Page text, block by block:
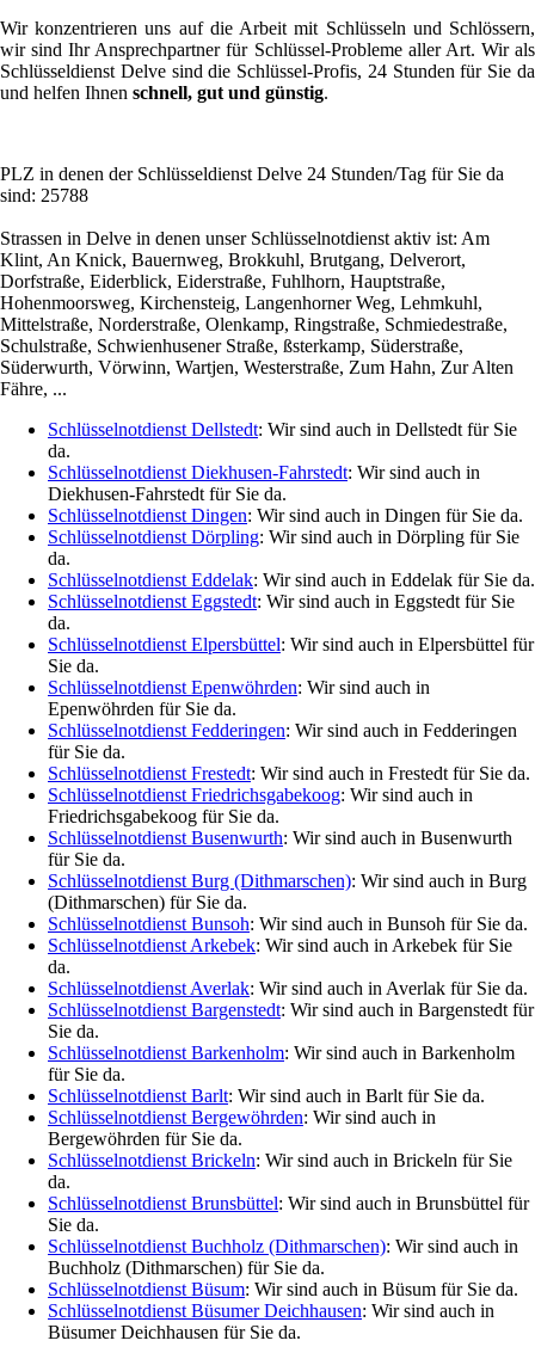
Wir konzentrieren uns auf die Arbeit mit Schlüsseln und Schlössern,
wir sind Ihr Ansprechpartner für Schlüssel-Probleme aller Art. Wir als
Schlüsseldienst Delve sind die Schlüssel-Profis, 24 Stunden für Sie da
und helfen Ihnen schnell, gut und günstig.
PLZ in denen der Schlüsseldienst Delve 24 Stunden/Tag für Sie da
sind: 25788
Strassen in Delve in denen unser Schlüsselnotdienst aktiv ist: Am
Klint, An Knick, Bauernweg, Brokkuhl, Brutgang, Delverort,
Dorfstraße, Eiderblick, Eiderstraße, Fuhlhorn, Hauptstraße,
Hohenmoorsweg, Kirchensteig, Langenhorner Weg, Lehmkuhl,
Mittelstraße, Norderstraße, Olenkamp, Ringstraße, Schmiedestraße,
Schulstraße, Schwienhusener Straße, ßsterkamp, Süderstraße,
Süderwurth, Vörwinn, Wartjen, Westerstraße, Zum Hahn, Zur Alten
Fähre, ...
Schlüsselnotdienst Dellstedt: Wir sind auch in Dellstedt für Sie
da.
Schlüsselnotdienst Diekhusen-Fahrstedt: Wir sind auch in
Diekhusen-Fahrstedt für Sie da.
Schlüsselnotdienst Dingen: Wir sind auch in Dingen für Sie da.
Schlüsselnotdienst Dörpling: Wir sind auch in Dörpling für Sie
da.
Schlüsselnotdienst Eddelak: Wir sind auch in Eddelak für Sie da.
Schlüsselnotdienst Eggstedt: Wir sind auch in Eggstedt für Sie
da.
Schlüsselnotdienst Elpersbüttel: Wir sind auch in Elpersbüttel für
Sie da.
Schlüsselnotdienst Epenwöhrden: Wir sind auch in
Epenwöhrden für Sie da.
Schlüsselnotdienst Fedderingen: Wir sind auch in Fedderingen
für Sie da.
Schlüsselnotdienst Frestedt: Wir sind auch in Frestedt für Sie da.
Schlüsselnotdienst Friedrichsgabekoog: Wir sind auch in
Friedrichsgabekoog für Sie da.
Schlüsselnotdienst Busenwurth: Wir sind auch in Busenwurth
für Sie da.
Schlüsselnotdienst Burg (Dithmarschen): Wir sind auch in Burg
(Dithmarschen) für Sie da.
Schlüsselnotdienst Bunsoh: Wir sind auch in Bunsoh für Sie da.
Schlüsselnotdienst Arkebek: Wir sind auch in Arkebek für Sie
da.
Schlüsselnotdienst Averlak: Wir sind auch in Averlak für Sie da.
Schlüsselnotdienst Bargenstedt: Wir sind auch in Bargenstedt für
Sie da.
Schlüsselnotdienst Barkenholm: Wir sind auch in Barkenholm
für Sie da.
Schlüsselnotdienst Barlt: Wir sind auch in Barlt für Sie da.
Schlüsselnotdienst Bergewöhrden: Wir sind auch in
Bergewöhrden für Sie da.
Schlüsselnotdienst Brickeln: Wir sind auch in Brickeln für Sie
da.
Schlüsselnotdienst Brunsbüttel: Wir sind auch in Brunsbüttel für
Sie da.
Schlüsselnotdienst Buchholz (Dithmarschen): Wir sind auch in
Buchholz (Dithmarschen) für Sie da.
Schlüsselnotdienst Büsum: Wir sind auch in Büsum für Sie da.
Schlüsselnotdienst Büsumer Deichhausen: Wir sind auch in
Büsumer Deichhausen für Sie da.